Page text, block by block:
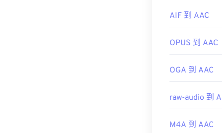
首次發布：
https://
AIF 到 AAC
OPUS 到 AAC
OGA 到 AAC
raw-audio 到
M4A 到 AAC